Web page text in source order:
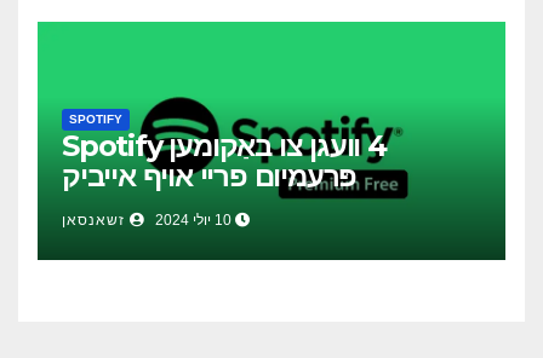
SPOTIFY
4 וועגן צו באַקומען Spotify
פּרעמיום פריי אויף אייביק
זשאנסאן